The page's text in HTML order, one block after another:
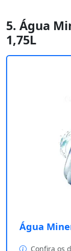
5. Água
1,75L
Água
Confira os